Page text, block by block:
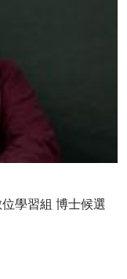
學習組 博士候選